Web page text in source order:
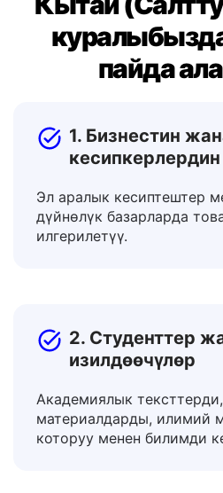
Биздин
Кытай
кесипкерлердин
Эл аралык кесиптештер
изилдөөчүлөр
Академиялык тексттерди,